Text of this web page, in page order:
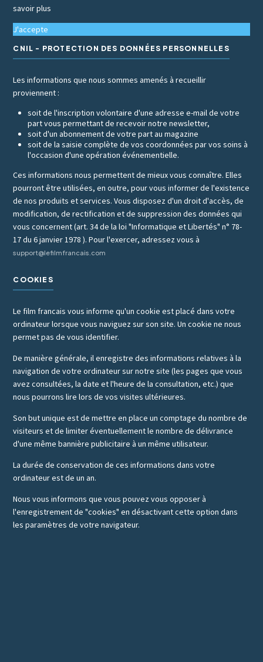
savoir plus
J'accepte
CNIL - PROTECTION DES DONNÉES PERSONNELLES
Les informations que nous sommes amenés à recueillir
proviennent :
soit de l'inscription volontaire d'une adresse e-mail de votre
part vous permettant de recevoir notre newsletter,
soit d'un abonnement de votre part au magazine
soit de la saisie complète de vos coordonnées par vos soins à
l'occasion d'une opération événementielle.
Ces informations nous permettent de mieux vous connaître. Elles
pourront être utilisées, en outre, pour vous informer de l'existence
de nos produits et services. Vous disposez d'un droit d'accès, de
modification, de rectification et de suppression des données qui
vous concernent (art. 34 de la loi "Informatique et Libertés" n° 78-
17 du 6 janvier 1978 ). Pour l'exercer, adressez vous à
support@lefilmfrancais.com
COOKIES
Le film francais vous informe qu'un cookie est placé dans votre
ordinateur lorsque vous naviguez sur son site. Un cookie ne nous
permet pas de vous identifier.
De manière générale, il enregistre des informations relatives à la
navigation de votre ordinateur sur notre site (les pages que vous
avez consultées, la date et l'heure de la consultation, etc.) que
nous pourrons lire lors de vos visites ultérieures.
Son but unique est de mettre en place un comptage du nombre de
visiteurs et de limiter éventuellement le nombre de délivrance
d'une même bannière publicitaire à un même utilisateur.
La durée de conservation de ces informations dans votre
ordinateur est de un an.
Nous vous informons que vous pouvez vous opposer à
l'enregistrement de "cookies" en désactivant cette option dans
les paramètres de votre navigateur.